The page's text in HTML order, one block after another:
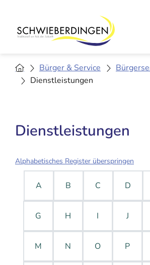
Bürger & Service
Dienstleistungen
Dienstleistungen
Alphabetisches Register überspringen
A B C D
G H I J
M N O P